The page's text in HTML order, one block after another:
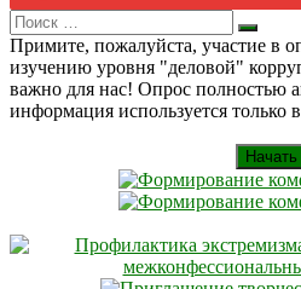
Search
for:
Искать
Примите, пожалуйста, участие в
изучению уровня "деловой"
важно для нас! Опрос полностью
информация используется только
Начать